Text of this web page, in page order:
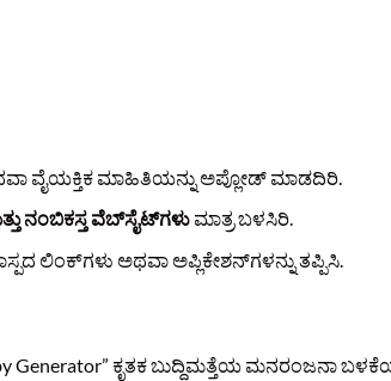
ವೈಯಕ್ತಿಕ ಮಾಹಿತಿಯನ್ನು ಅಪ್ಲೋಡ್ ಮಾಡದಿರಿ.
ನಂಬಿಕಸ್ತ ವೆಬ್‌ಸೈಟ್‌ಗಳುಮಾತ್ರ ಬಳಸಿರಿ.
ಲಿಂಕ್‌ಗಳು ಅಥವಾ ಅಪ್ಲಿಕೇಶನ್‌ಗಳನ್ನು ತಪ್ಪಿಸಿ.
Generator” ಕೃತಕ ಬುದ್ಧಿಮತ್ತೆಯ ಮನರಂಜನಾ